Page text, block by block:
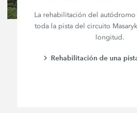
La rehabilitación del
toda la pista del circuito
longitud.
Rehabilitación de una